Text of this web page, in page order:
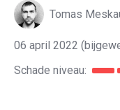
Tomas
06 april 2022
Schade niveau: